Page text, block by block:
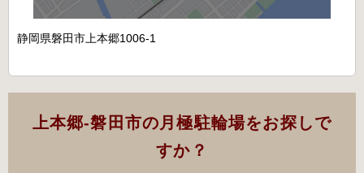
静岡県磐田市上本郷1006-1
上本郷-磐田市の月極駐輪場をお探しで
すか？